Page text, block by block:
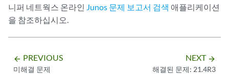
니퍼 네트웍스 온라인 Junos 문제 보고서 검색 애플리케이션
을 참조하십시오.
arrow_backward PREVIOUS
미해결 문제
NEXT arrow_forward
해결된 문제: 21.4R3